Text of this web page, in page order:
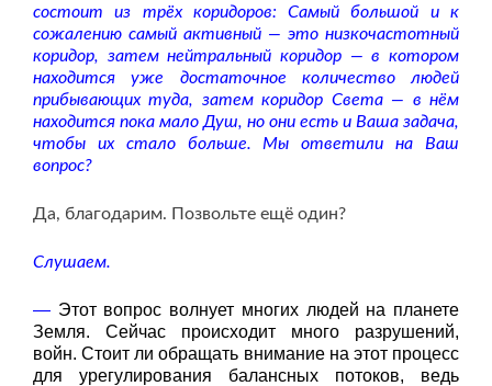
состоит из трёх коридоров: Самый большой и к
сожалению самый активный — это низкочастотный
коридор, затем нейтральный коридор — в котором
находится уже достаточное количество людей
прибывающих туда, затем коридор Света — в нём
находится пока мало Душ, но они есть и Ваша задача,
чтобы их стало больше. Мы ответили на Ваш
вопрос?
Да, благодарим. Позвольте ещё один?
Слушаем.
— Этот вопрос волнует многих людей на планете
Земля. Сейчас происходит много разрушений,
войн. Стоит ли обращать внимание на этот процесс
для урегулирования балансных потоков, ведь